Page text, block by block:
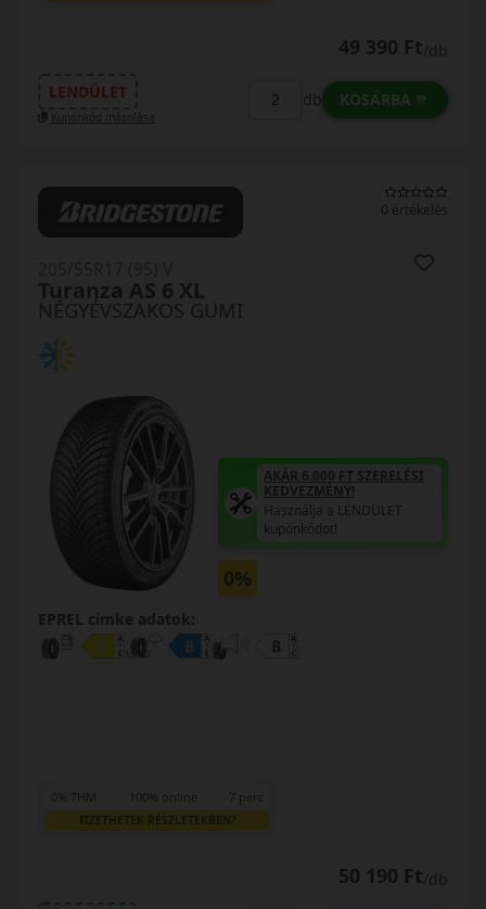
49 390 Ft/db
LENDÜLET
Kuponkód másolása
db KOSÁRBA
0 értékelés
NÉGYÉVSZAKOS GUMI
Turanza AS 6 XL
AKÁR 6.000 FT SZERELÉSI
KEDVEZMÉNY!
Használja a LENDÜLET
kuponkódot!
0%
EPREL cimke adatok:
0% THM 100% online 7 perc
FIZETHETEK RÉSZLETEKBEN?
50 190 Ft/db